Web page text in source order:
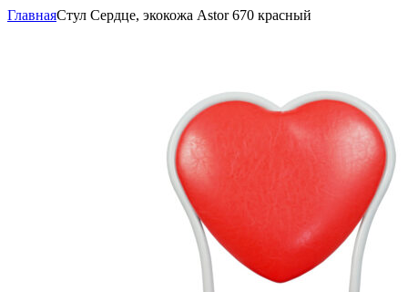
ГлавнаяСтул Сердце, экокожа Astor 670 красный